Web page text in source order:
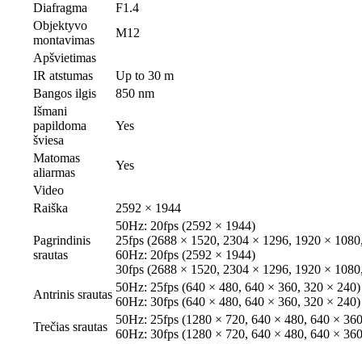
Diafragma
F1.4
Objektyvo
montavimas
M12
Apšvietimas
IR atstumas
Up to 30 m
Bangos ilgis
850 nm
Išmani
papildoma
šviesa
Yes
Matomas
aliarmas
Yes
Video
Raiška
2592 × 1944
Pagrindinis
srautas
50Hz: 20fps (2592 × 1944)
25fps (2688 × 1520, 2304 × 1296, 1920 ×
60Hz: 20fps (2592 × 1944)
30fps (2688 × 1520, 2304 × 1296, 1920 ×
Antrinis srautas
50Hz: 25fps (640 × 480, 640 × 360, 320 × 240)
60Hz: 30fps (640 × 480, 640 × 360, 320 × 240)
Trečias srautas
50Hz: 25fps (1280 × 720, 640 × 480, 640 ×
60Hz: 30fps (1280 × 720, 640 × 480, 640 ×